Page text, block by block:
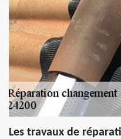
Les travaux de